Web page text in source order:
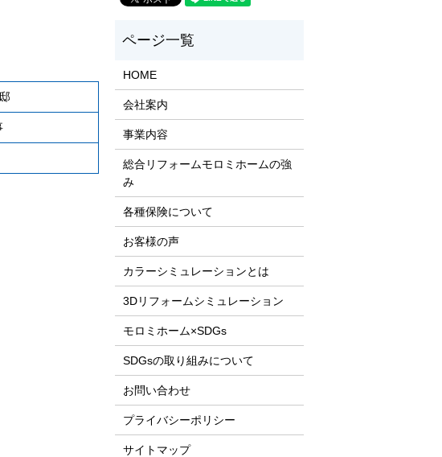
HOME
会社案内
事業内容
総合リフォームモロミホームの強
み
各種保険について
お客様の声
カラーシミュレーションとは
3Dリフォームシミュレーション
モロミホーム×SDGs
SDGsの取り組みについて
お問い合わせ
プライバシーポリシー
サイトマップ